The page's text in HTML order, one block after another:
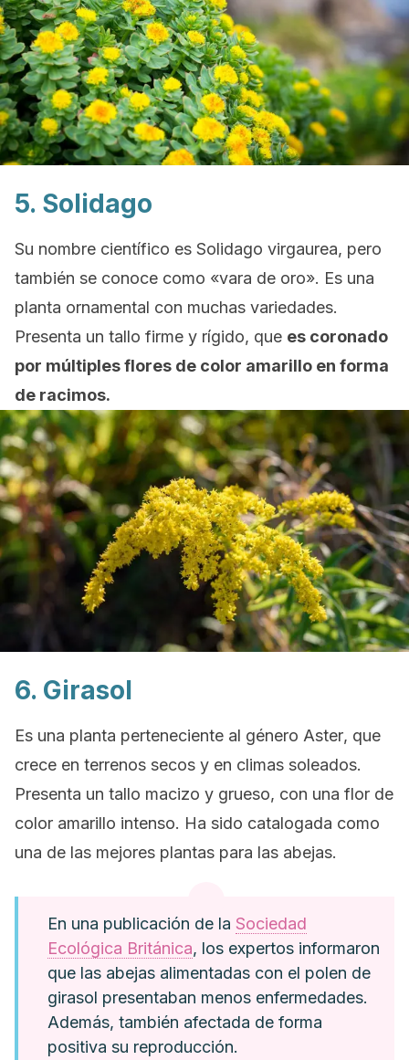
5. Solidago
Su nombre científico es Solidago virgaurea, pero
también se conoce como «vara de oro». Es una
planta ornamental con muchas variedades.
Presenta un tallo firme y rígido, que es coronado
por múltiples flores de color amarillo en forma
de racimos.
6. Girasol
Es una planta perteneciente al género Aster, que
crece en terrenos secos y en climas soleados.
Presenta un tallo macizo y grueso, con una flor de
color amarillo intenso. Ha sido catalogada como
una de las mejores plantas para las abejas.
En una publicación de la Sociedad
Ecológica Británica, los expertos informaron
que las abejas alimentadas con el polen de
girasol presentaban menos enfermedades.
Además, también afectada de forma
positiva su reproducción.